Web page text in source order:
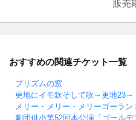
販売
おすすめの関連チケット一覧
プリズムの窓
更地にイモ欽そして歌～更地23～
メリー・メリー・メリーゴーラン
劇団俳小第52回本公演「ゴールデ